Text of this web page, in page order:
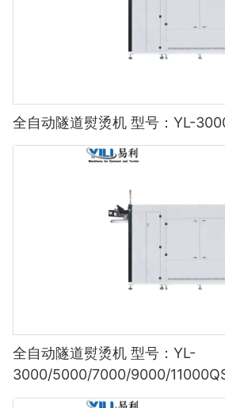
全自动隧道熨烫机 型号：YL-
全自动隧道熨烫机 型号：YL-
3000/5000/7000/9000/